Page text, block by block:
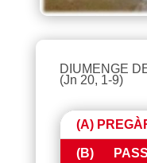
DIUMENGE
(Jn 20, 1-9)
(A)
(B)